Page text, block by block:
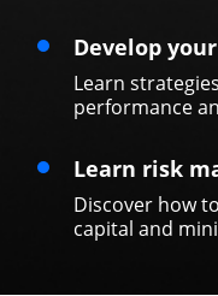
Develop
Learn
performance
Learn risk
Discover how
capital and